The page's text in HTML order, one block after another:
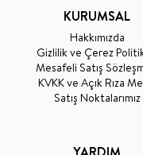
KURUMSAL
Hakkımızda
Gizlilik ve Çerez
Mesafeli Satış
KVKK ve Açık Rıza
Satış Noktalarımız